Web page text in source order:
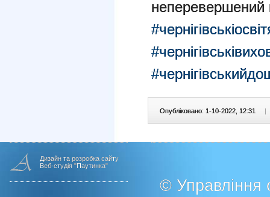
неперевершений
Опубліковано: 1-10-2022, 12:31 |
Дизайн та розробка сайту
Веб-студія "Паутинка"
© Управління